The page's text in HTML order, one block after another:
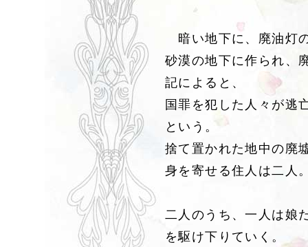
暗い地下に、廃油灯
砂漠の地下に作られ、
記によると、
国罪を犯した人々が逃
という。
捨て置かれた地中の廃
身を寄せる住人は二人
二人のうち、一人は娘
を駆け下りていく。